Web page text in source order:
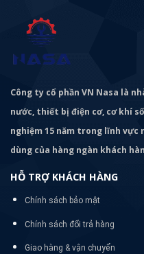
Công ty cổ phần VN Nasa là
nước, thiết bị điện cơ, cơ khí
nghiệm 15 năm trong lĩnh
dùng của hàng ngàn khách
HỖ TRỢ KHÁCH HÀNG
Chính sách bảo mật
Chính sách đổi trả hàng
Giao hàng & vận chuyển